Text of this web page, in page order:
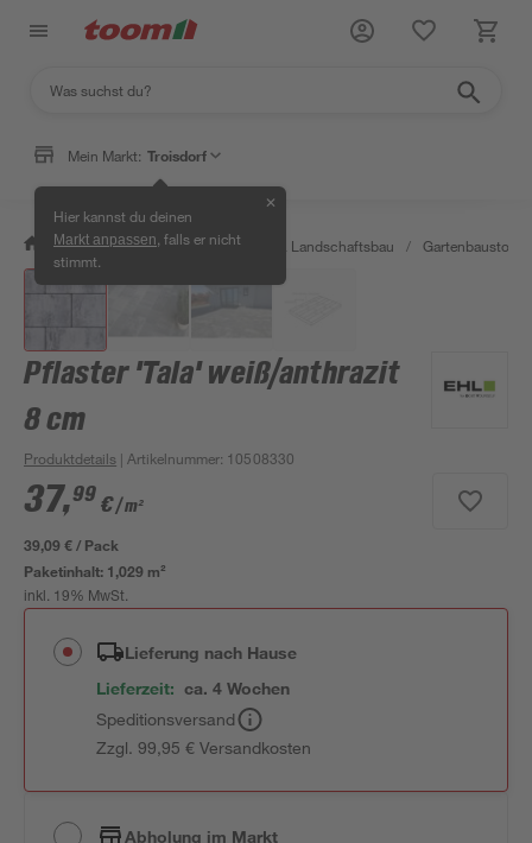
Mein Markt: Troisdorf
Hier kannst du deinen
Markt anpassen , falls er nicht
stimmt.
✕
/ Garten & Freizeit / Gartenbau & Landschaftsbau / Gartenbaustoffe
Pflaster 'Tala' weiß/anthrazit
8 cm
Produktdetails | Artikelnummer: 10508330
37,99 €/ m²
39,09 € / Pack
Paketinhalt: 1,029 m²
inkl. 19% MwSt.
Lieferung nach Hause
Lieferzeit: ca. 4 Wochen
Speditionsversand
Zzgl. 99,95 € Versandkosten
Abholung im Markt